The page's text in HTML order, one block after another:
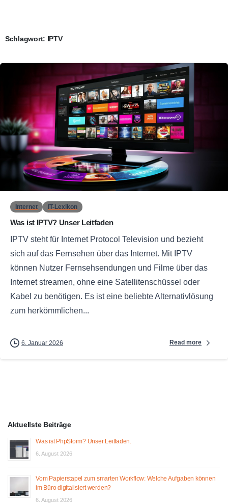
Schlagwort: IPTV
Internet IT-Lexikon
Was ist IPTV? Unser Leitfaden
IPTV steht für Internet Protocol Television und bezieht
sich auf das Fernsehen über das Internet. Mit IPTV
können Nutzer Fernsehsendungen und Filme über das
Internet streamen, ohne eine Satellitenschüssel oder
Kabel zu benötigen. Es ist eine beliebte Alternativlösung
zum herkömmlichen...
6. Januar 2026 Read more
Aktuellste Beiträge
Was ist PhpStorm? Unser Leitfaden.
6. August 2026
Vom Papierstapel zum smarten Workflow: Welche Aufgaben können
im Büro digitalisiert werden?
6. August 2026